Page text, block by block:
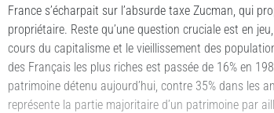
France s’écharpait sur l’absurde taxe Zucman, qui
propriétaire. Reste qu’une question cruciale est en
cours du capitalisme et le vieillissement des
des Français les plus riches est passée de 16% en
patrimoine détenu aujourd’hui, contre 35% dans les
représente la partie majoritaire d’un patrimoine par